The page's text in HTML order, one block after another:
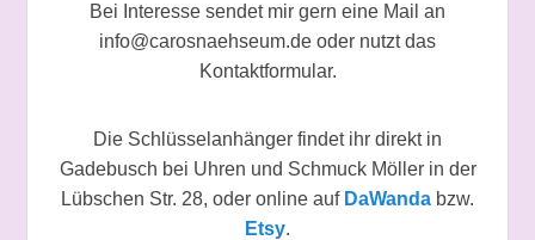
Bei Interesse sendet mir gern eine Mail an
info@carosnaehseum.de oder nutzt das
Kontaktformular.
Die Schlüsselanhänger findet ihr direkt in
Gadebusch bei Uhren und Schmuck Möller in der
Lübschen Str. 28, oder online auf DaWanda bzw.
Etsy.